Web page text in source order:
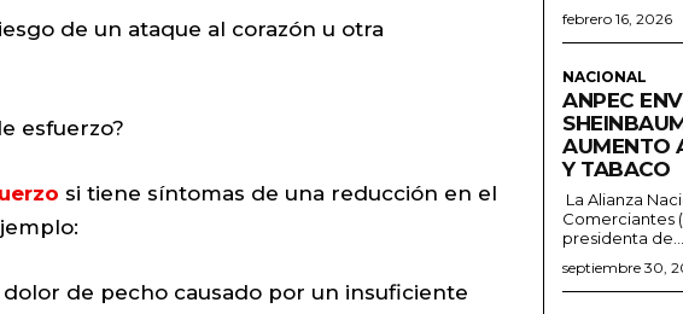
de un ataque al corazón u otra
esfuerzo?
si tiene síntomas de una reducción en el
de pecho causado por un insuficiente
febrero 16, 2026
NACIONAL
ANPEC
AUMENTO
Y TABACO
La Alianza
Comerciantes
presidenta de...
septiembre 30,